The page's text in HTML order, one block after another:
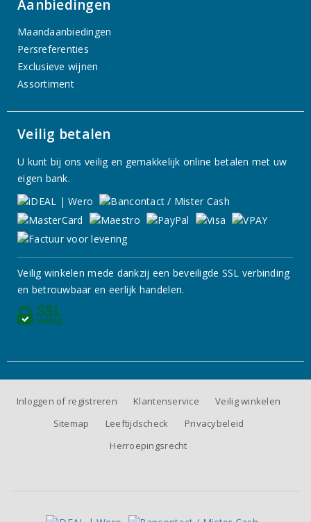
Aanbiedingen
Maandaanbiedingen
Persreferenties
Exclusieve wijnen
Assortiment
Veilig betalen
U kunt bij ons veilig en gemakkelijk online betalen met uw
eigen bank.
Veilig winkelen mede dankzij een beveiligde SSL verbinding
en betrouwbaar en eerlijk handelen.
Inloggen of registreren Klantenservice
Veilig winkelen
Sitemap
Leeftijdscheck
Privacybeleid
Herroepingsrecht